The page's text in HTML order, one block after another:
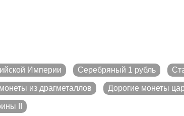
Империи Серебряный 1 рубль
из драгметаллов Дорогие монеты
II